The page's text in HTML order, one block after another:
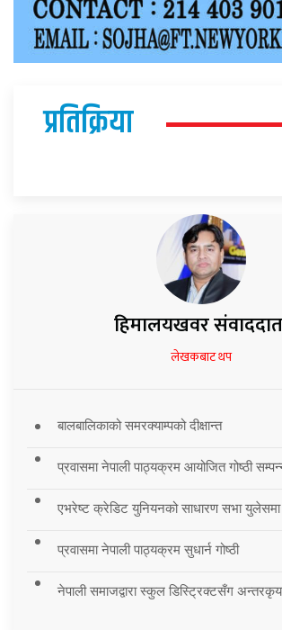
प्रतिक्रिया
हिमालयखवर
लेखकबाट थप
बालबालिकाको समरक्याम्पको दीक्षान्त
प्रवासमा नेपाली पाठ्यक्रम आयोजित गोष्ठी
एभरेष्ट क्रेडिट युनियनको साधारण सभा
प्रवासमा नेपाली पाठ्यक्रम सुधार्न गोष्ठी
नेपाली समाजद्वारा स्कुल डिस्ट्रिक्टसँग